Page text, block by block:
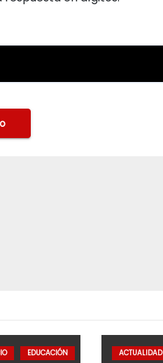
EDUCACIÓN ACTUALIDAD